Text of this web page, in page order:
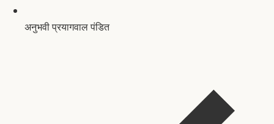
अनुभवी प्रयागवाल पंडित